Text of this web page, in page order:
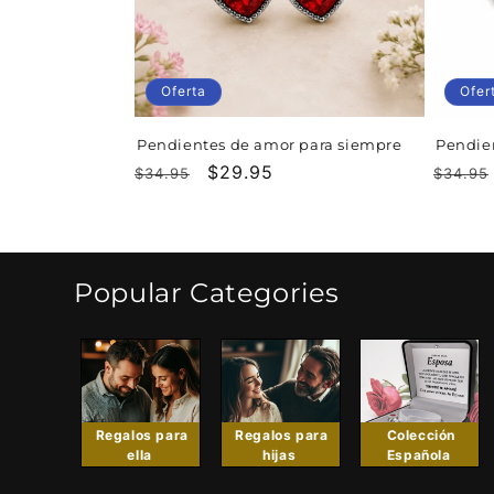
i
ó
n
:
Oferta
Pendientes de amor para siempre
Precio
$34.95
Precio
$29.95
Precio
$34.95
Popular Categories
Regalos para
ella
Regalos para
hijas
Colección
Española